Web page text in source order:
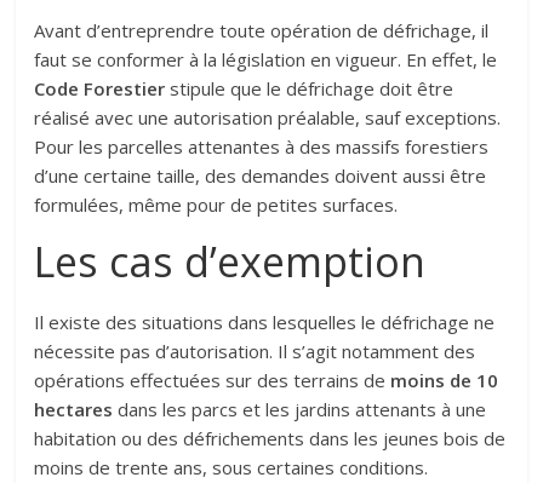
Avant d’entreprendre toute opération de défrichage, il
faut se conformer à la législation en vigueur. En effet, le
Code Forestier stipule que le défrichage doit être
réalisé avec une autorisation préalable, sauf exceptions.
Pour les parcelles attenantes à des massifs forestiers
d’une certaine taille, des demandes doivent aussi être
formulées, même pour de petites surfaces.
Les cas d’exemption
Il existe des situations dans lesquelles le défrichage ne
nécessite pas d’autorisation. Il s’agit notamment des
opérations effectuées sur des terrains de moins de 10
hectares dans les parcs et les jardins attenants à une
habitation ou des défrichements dans les jeunes bois de
moins de trente ans, sous certaines conditions.